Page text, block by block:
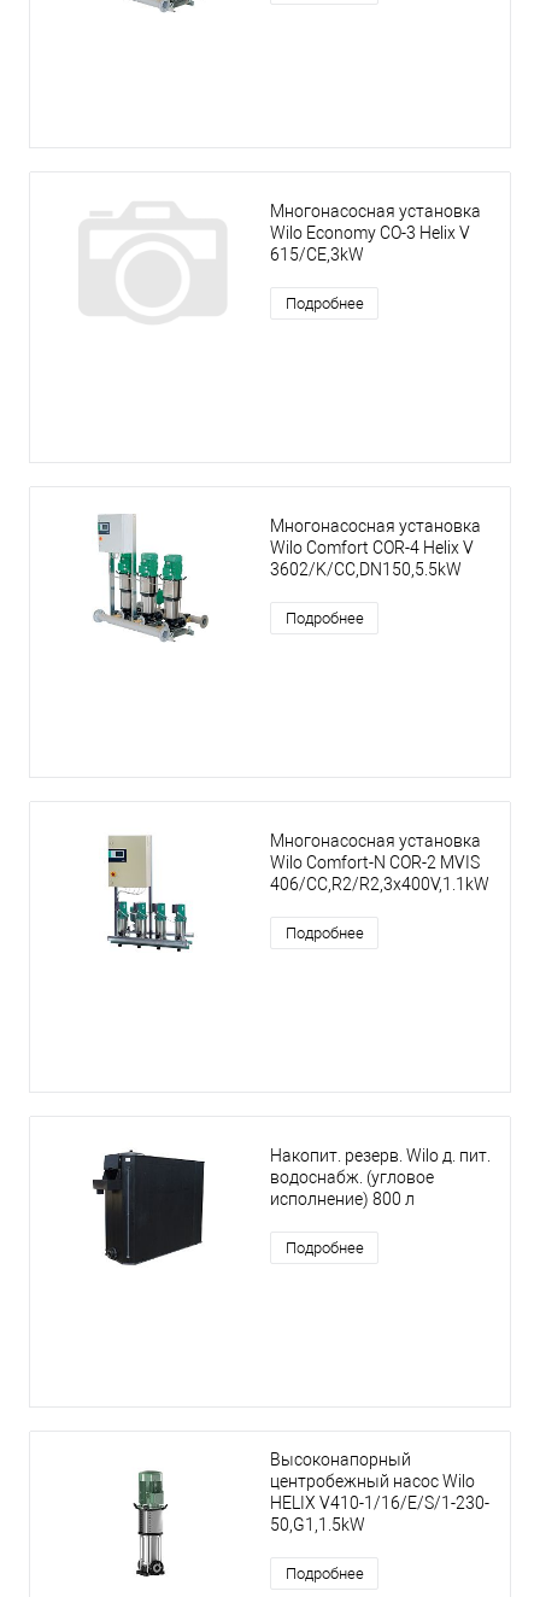
Многонасосная установка
Wilo Economy CO-3 Helix V
615/CE,3kW
Подробнее
Многонасосная установка
Wilo Comfort COR-4 Helix V
3602/K/CC,DN150,5.5kW
Подробнее
Многонасосная установка
Wilo Comfort-N COR-2 MVIS
406/CC,R2/R2,3x400V,1.1kW
Подробнее
Накопит. резерв. Wilo д. пит.
водоснабж. (угловое
исполнение) 800 л
Подробнее
Высоконапорный
центробежный насос Wilo
HELIX V410-1/16/E/S/1-230-
50,G1,1.5kW
Подробнее